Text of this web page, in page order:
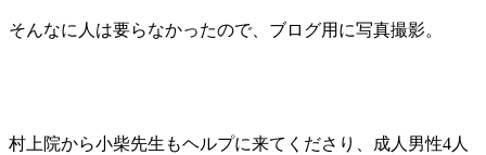
そんなに人は要らなかったので、ブログ用に写真撮影。
村上院から小柴先生もヘルプに来てくださり、成人男性4人